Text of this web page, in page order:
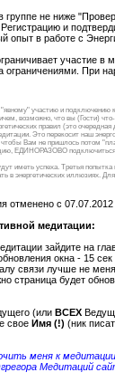
не ниже
и
опыт в работе с
участие в
ограничениями. При
участию и подключению
возможно, что вы (Гости) что-
правил (это
Это перекосит наш
чтобы Вам не пришлось потом
ЕДИНОРАЗОВО
иметь успеха. Третья
в энергетических иллюзиях.
отменено с 07.07.2012
медитации:
зайдите на
окна - 15
связи лучше не
страница будет
(или ВСЕХ
свое Имя (!) (ник
меня к
Медитаций